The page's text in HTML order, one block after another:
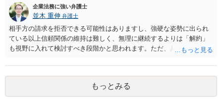
いと考えますが、例えば「しゃべり方・言い回し」だけであれば、パ
ブリシティ権侵害とまではいえないケースが多い印象でおります。
企業法務に強い弁護士
並木 重伸 弁護士
相手方の請求を拒否できる可能性はありますし、強硬な姿勢に出られ
ている以上信頼関係の維持は難しく、無理に継続するよりは「解約」
も視野に入れて検討すべき段階かと思われます。ただ、具体的にどの
判断するには、契約書の正確な内容や、これまでのやり取りの詳細を
確認する必要があります。 公開の場では限界がございますので、 誤っ
た判断で不利益を被らないためにも、一度契約書等の資料を持参し、
弁護士に直接相談されることをお勧めいたします。
もっとみる